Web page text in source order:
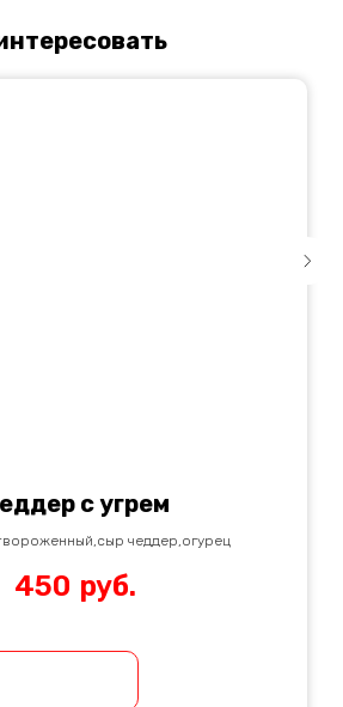
с угрем
чеддер,огурец
450 руб.